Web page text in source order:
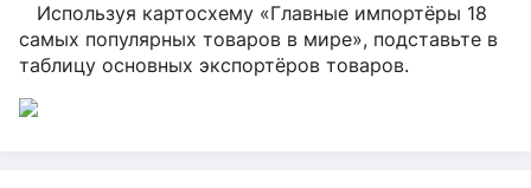
Используя картосхему «Главные импортёры 18
самых популярных товаров в мире», подставьте в
таблицу основных экспортёров товаров.